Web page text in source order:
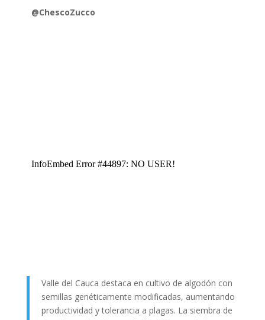
@ChescoZucco
Valle del Cauca destaca en cultivo de algodón con
semillas genéticamente modificadas, aumentando
productividad y tolerancia a plagas. La siembra de